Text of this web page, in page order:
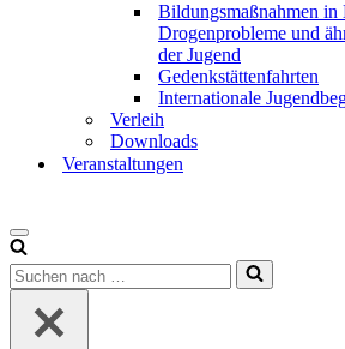
Bildungsmaßnahmen in
Drogenprobleme und
der Jugend
Gedenkstättenfahrten
Internationale
Verleih
Downloads
Veranstaltungen